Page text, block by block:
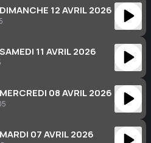
12 AVRIL 2026
11 AVRIL 2026
08 AVRIL 2026
07 AVRIL 2026